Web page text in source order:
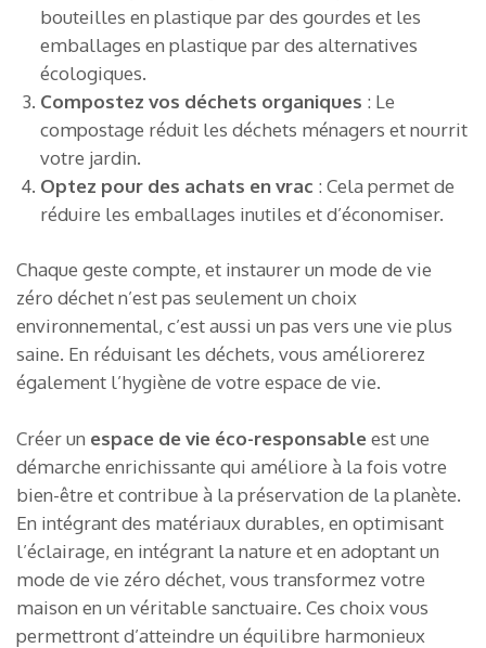
bouteilles en plastique par des gourdes et les
emballages en plastique par des alternatives
écologiques.
Compostez vos déchets organiques : Le
compostage réduit les déchets ménagers et nourrit
votre jardin.
Optez pour des achats en vrac : Cela permet de
réduire les emballages inutiles et d’économiser.
Chaque geste compte, et instaurer un mode de vie
zéro déchet n’est pas seulement un choix
environnemental, c’est aussi un pas vers une vie plus
saine. En réduisant les déchets, vous améliorerez
également l’hygiène de votre espace de vie.
Créer un espace de vie éco-responsableest une
démarche enrichissante qui améliore à la fois votre
bien-être et contribue à la préservation de la planète.
En intégrant des matériaux durables, en optimisant
l’éclairage, en intégrant la nature et en adoptant un
mode de vie zéro déchet, vous transformez votre
maison en un véritable sanctuaire. Ces choix vous
permettront d’atteindre un équilibre harmonieux